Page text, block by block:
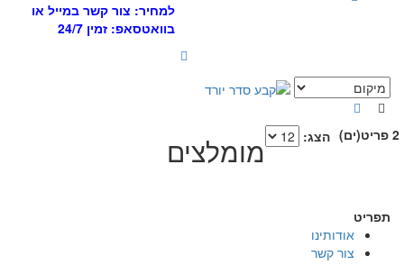
למחיר: צור קשר במייל או
בוואטסאפ: זמין 24/7
2 פריט(ים) הצג: מומלצים
תפריט
אודותינו
צור קשר